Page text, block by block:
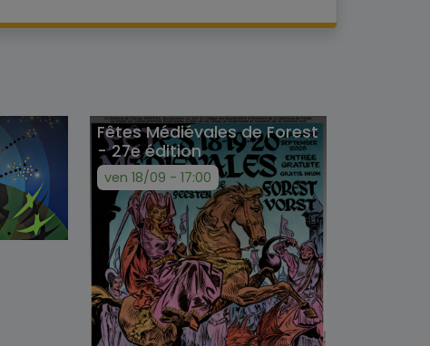
Fêtes Médiévales de Forest
- 27e édition
ven 18/09 - 17:00